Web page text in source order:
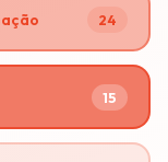
24
15